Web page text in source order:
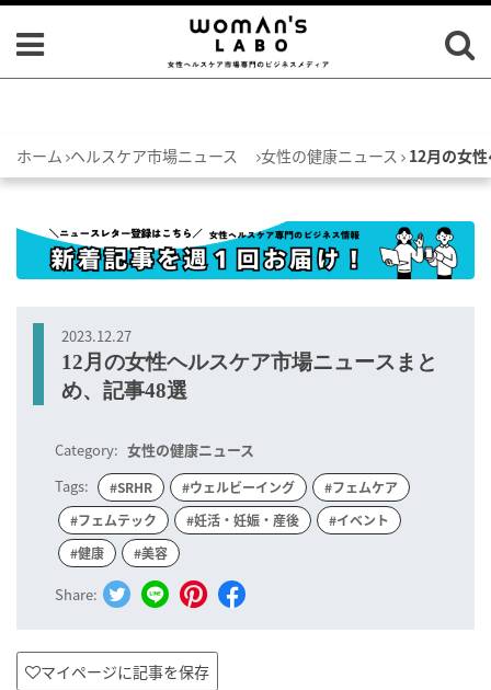
ホーム ヘルスケア市場ニュース 女性の健康ニュース 12月の女
2023.12.27
12月の女性ヘルスケア市場ニュースまと
め、記事48選
Category: 女性の健康ニュース
Tags:
#SRHR #ウェルビーイング
#フェムケア
#フェムテック
#妊活・妊娠・産後
#イベント
#健康
#美容
Share:
マイページに記事を保存